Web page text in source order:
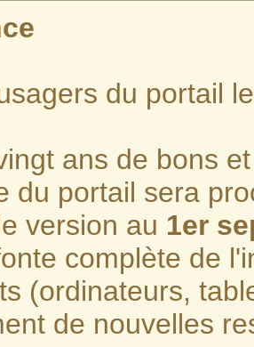
du portail
ans de bons
du portail sera
version au 1er
complète de
(ordinateurs,
de nouvelles